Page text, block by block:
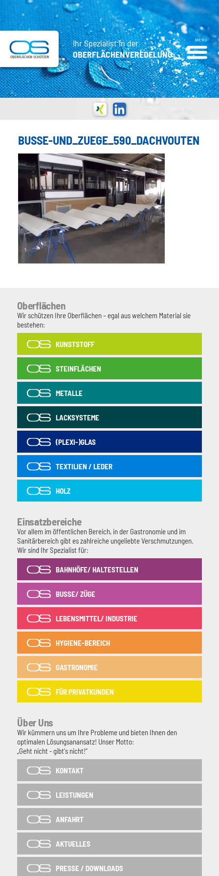
Ihr Spezialist in der
OBERFLÄCHENVEREDELUNG
BUSSE-UND_ZUEGE_590_DACHVOUTEN
Oberflächen
Wir schützen Ihre Oberflächen – egal aus welchem Material sie
bestehen:
KUNSTSTOFF
STEINFLÄCHEN
METALLE
LACKSYSTEME
(PLEXI-)GLAS
TEXTILIEN / LEDER
HOLZ
Einsatzbereiche
Vor allem im öffentlichen Bereich, in der Gastronomie und im
Sanitärbereich gibt es zahlreiche ungeliebte Verschmutzungen.
Wir sind Ihr Spezialist für:
BAHNHÖFE/ HALTESTELLEN
BUSSE/ ZÜGE
LEBENSMITTEL/ INDUSTRIE
HYGIENE-BEREICH
GASTRONOMIE
FÜR PRIVATKUNDEN
Über Uns
Wir kümmern uns um Ihre Probleme und bieten Ihnen den
optimalen Lösungsanansatz! Unser Motto:
„Geht nicht - gibt's nicht!“
KONTAKT
LEISTUNGEN
ANFAHRT
AKTUELLES
PRESSE / DOWNLOADS